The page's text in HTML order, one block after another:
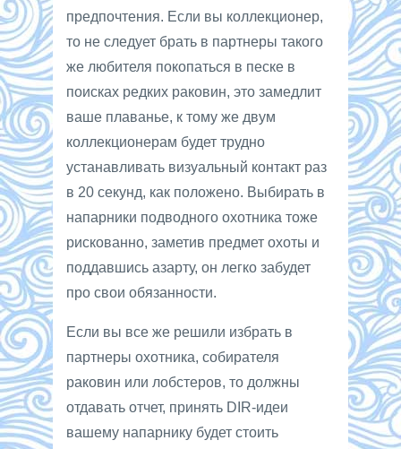
предпочтения. Если вы коллекционер,
то не следует брать в партнеры такого
же любителя покопаться в песке в
поисках редких раковин, это замедлит
ваше плаванье, к тому же двум
коллекционерам будет трудно
устанавливать визуальный контакт раз
в 20 секунд, как положено. Выбирать в
напарники подводного охотника тоже
рискованно, заметив предмет охоты и
поддавшись азарту, он легко забудет
про свои обязанности.
Если вы все же решили избрать в
партнеры охотника, собирателя
раковин или лобстеров, то должны
отдавать отчет, принять DIR-идеи
вашему напарнику будет стоить